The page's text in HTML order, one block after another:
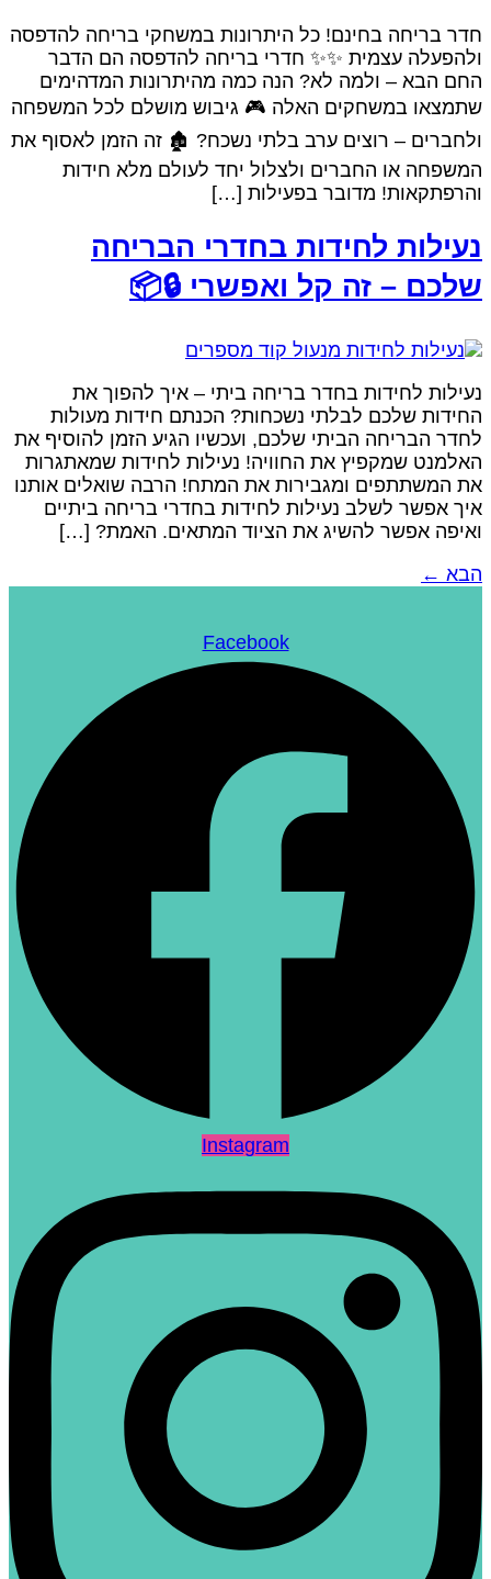
חדר בריחה בחינם! כל היתרונות במשחקי בריחה להדפסה
ולהפעלה עצמית ✨✨ חדרי בריחה להדפסה הם הדבר
החם הבא – ולמה לא? הנה כמה מהיתרונות המדהימים
שתמצאו במשחקים האלה 🎮 גיבוש מושלם לכל המשפחה
ולחברים – רוצים ערב בלתי נשכח? ‍🏚️ זה הזמן לאסוף את
המשפחה או החברים ולצלול יחד לעולם מלא חידות
והרפתקאות! מדובר בפעילות […]
נעילות לחידות בחדרי הבריחה
שלכם – זה קל ואפשרי 🔒📦
נעילות לחידות בחדר בריחה ביתי – איך להפוך את
החידות שלכם לבלתי נשכחות? הכנתם חידות מעולות
לחדר הבריחה הביתי שלכם, ועכשיו הגיע הזמן להוסיף את
האלמנט שמקפיץ את החוויה! נעילות לחידות שמאתגרות
את המשתתפים ומגבירות את המתח! הרבה שואלים אותנו
איך אפשר לשלב נעילות לחידות בחדרי בריחה ביתיים
ואיפה אפשר להשיג את הציוד המתאים. האמת? […]
הבא ←
Facebook
Instagram